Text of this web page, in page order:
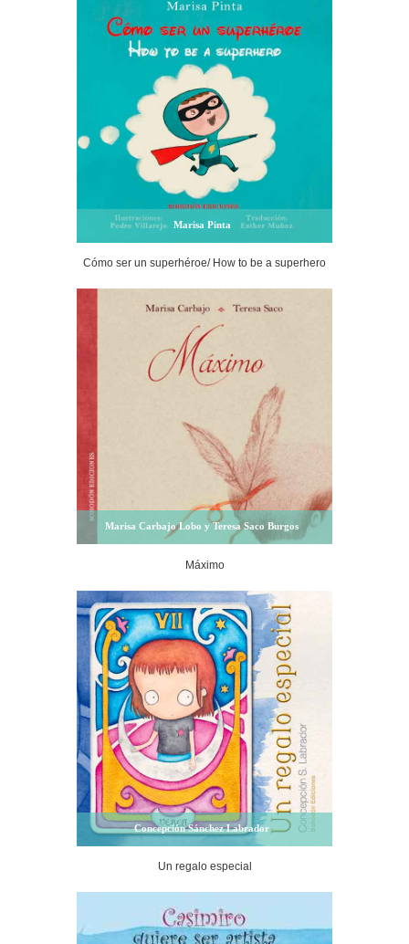
Marisa Pinta
Cómo ser un superhéroe/ How to be a superhero
Marisa Carbajo Lobo y Teresa Saco Burgos
Máximo
Concepción Sánchez Labrador
Un regalo especial